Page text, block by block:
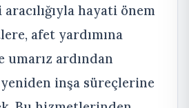
hayati önem
afet yardımına
umarız ardından
inşa süreçlerine